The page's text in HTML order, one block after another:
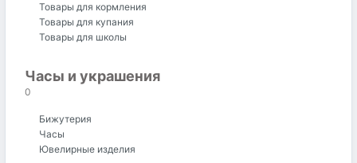
Товары для кормления
Товары для купания
Товары для школы
Часы и украшения
0
Бижутерия
Часы
Ювелирные изделия